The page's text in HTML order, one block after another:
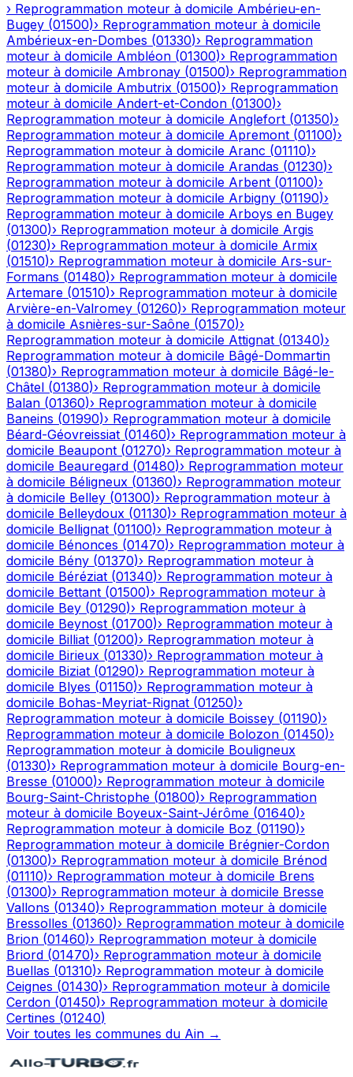
› Reprogrammation moteur à domicile Ambérieu-en-
Bugey (01500)› Reprogrammation moteur à domicile
Ambérieux-en-Dombes (01330)› Reprogrammation
moteur à domicile Ambléon (01300)› Reprogrammation
moteur à domicile Ambronay (01500)› Reprogrammation
moteur à domicile Ambutrix (01500)› Reprogrammation
moteur à domicile Andert-et-Condon (01300)›
Reprogrammation moteur à domicile Anglefort (01350)›
Reprogrammation moteur à domicile Apremont (01100)›
Reprogrammation moteur à domicile Aranc (01110)›
Reprogrammation moteur à domicile Arandas (01230)›
Reprogrammation moteur à domicile Arbent (01100)›
Reprogrammation moteur à domicile Arbigny (01190)›
Reprogrammation moteur à domicile Arboys en Bugey
(01300)› Reprogrammation moteur à domicile Argis
(01230)› Reprogrammation moteur à domicile Armix
(01510)› Reprogrammation moteur à domicile Ars-sur-
Formans (01480)› Reprogrammation moteur à domicile
Artemare (01510)› Reprogrammation moteur à domicile
Arvière-en-Valromey (01260)› Reprogrammation moteur
à domicile Asnières-sur-Saône (01570)›
Reprogrammation moteur à domicile Attignat (01340)›
Reprogrammation moteur à domicile Bâgé-Dommartin
(01380)› Reprogrammation moteur à domicile Bâgé-le-
Châtel (01380)› Reprogrammation moteur à domicile
Balan (01360)› Reprogrammation moteur à domicile
Baneins (01990)› Reprogrammation moteur à domicile
Béard-Géovreissiat (01460)› Reprogrammation moteur à
domicile Beaupont (01270)› Reprogrammation moteur à
domicile Beauregard (01480)› Reprogrammation moteur
à domicile Béligneux (01360)› Reprogrammation moteur
à domicile Belley (01300)› Reprogrammation moteur à
domicile Belleydoux (01130)› Reprogrammation moteur à
domicile Bellignat (01100)› Reprogrammation moteur à
domicile Bénonces (01470)› Reprogrammation moteur à
domicile Bény (01370)› Reprogrammation moteur à
domicile Béréziat (01340)› Reprogrammation moteur à
domicile Bettant (01500)› Reprogrammation moteur à
domicile Bey (01290)› Reprogrammation moteur à
domicile Beynost (01700)› Reprogrammation moteur à
domicile Billiat (01200)› Reprogrammation moteur à
domicile Birieux (01330)› Reprogrammation moteur à
domicile Biziat (01290)› Reprogrammation moteur à
domicile Blyes (01150)› Reprogrammation moteur à
domicile Bohas-Meyriat-Rignat (01250)›
Reprogrammation moteur à domicile Boissey (01190)›
Reprogrammation moteur à domicile Bolozon (01450)›
Reprogrammation moteur à domicile Bouligneux
(01330)› Reprogrammation moteur à domicile Bourg-en-
Bresse (01000)› Reprogrammation moteur à domicile
Bourg-Saint-Christophe (01800)› Reprogrammation
moteur à domicile Boyeux-Saint-Jérôme (01640)›
Reprogrammation moteur à domicile Boz (01190)›
Reprogrammation moteur à domicile Brégnier-Cordon
(01300)› Reprogrammation moteur à domicile Brénod
(01110)› Reprogrammation moteur à domicile Brens
(01300)› Reprogrammation moteur à domicile Bresse
Vallons (01340)› Reprogrammation moteur à domicile
Bressolles (01360)› Reprogrammation moteur à domicile
Brion (01460)› Reprogrammation moteur à domicile
Briord (01470)› Reprogrammation moteur à domicile
Buellas (01310)› Reprogrammation moteur à domicile
Ceignes (01430)› Reprogrammation moteur à domicile
Cerdon (01450)› Reprogrammation moteur à domicile
Certines (01240)
Voir toutes les communes du Ain →